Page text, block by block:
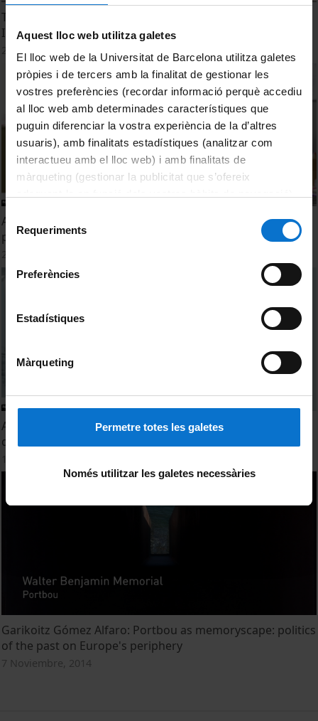
Aquest lloc web utilitza galetes
El lloc web de la Universitat de Barcelona utilitza galetes
pròpies i de tercers amb la finalitat de gestionar les
vostres preferències (recordar informació perquè accediu
al lloc web amb determinades característiques que
puguin diferenciar la vostra experiència de la d’altres
usuaris), amb finalitats estadístiques (analitzar com
interactueu amb el lloc web) i amb finalitats de
màrqueting (gestionar la publicitat que s’ofereix
consultar laPolítica de galetes del lloc web de la
Selecció
de Requeriments
Preferències
Estadístiques
Màrqueting
Permetre totes les galetes
Només utilitzar les galetes necessàries
Thinking with and beyond Innocence: From Liberal to
Illiberal Politics. Miriam Ticktin
20 Mayo, 2026
A bord del Beagle - Capítol 10: 'Quines lliçons polítiques
podem extreure de Game of Thrones?'
A bord del Beagle - Capítol 4: 'Per què ha crescut l’extrema
dreta a Espanya?'
Garikoitz Gómez Alfaro: Portbou as memoryscape: politics
of the past on Europe's periphery
7 Noviembre, 2014